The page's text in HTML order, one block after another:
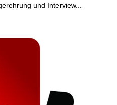
und Interview...